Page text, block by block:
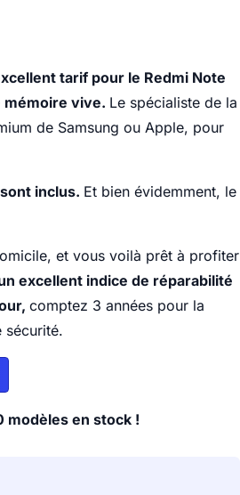
tarif pour le Redmi Note
mémoire vive. Le spécialiste de la
de Samsung ou Apple, pour
inclus. Et bien évidemment, le
et vous voilà prêt à profiter
excellent indice de réparabilité
comptez 3 années pour la
sécurité.
modèles en stock !